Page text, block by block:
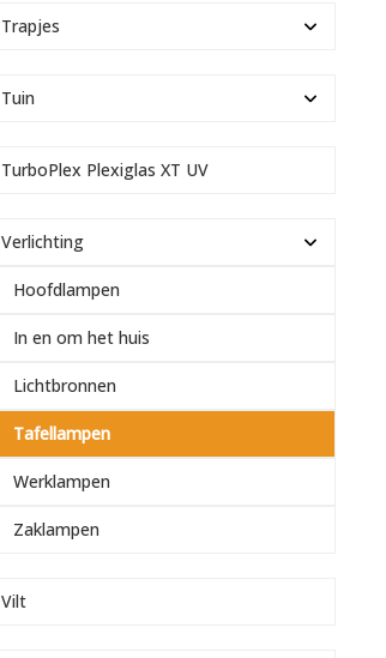
Trapjes
Tuin
TurboPlex Plexiglas XT UV
Verlichting
Hoofdlampen
In en om het huis
Lichtbronnen
Tafellampen
Werklampen
Zaklampen
Vilt